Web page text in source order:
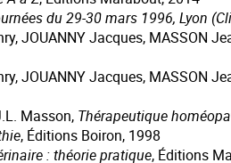
du 29-30 mars 1996, Lyon
JOUANNY Jacques, MASSON
JOUANNY Jacques, MASSON
Masson, Thérapeutique
, Éditions Boiron, 1998
: théorie pratique, Éditions